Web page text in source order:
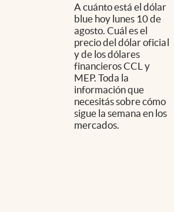
A cuánto está el dólar
blue hoy lunes 10 de
agosto. Cuál es el
precio del dólar oficial
y de los dólares
financieros CCL y
MEP. Toda la
información que
necesitás sobre cómo
sigue la semana en los
mercados.